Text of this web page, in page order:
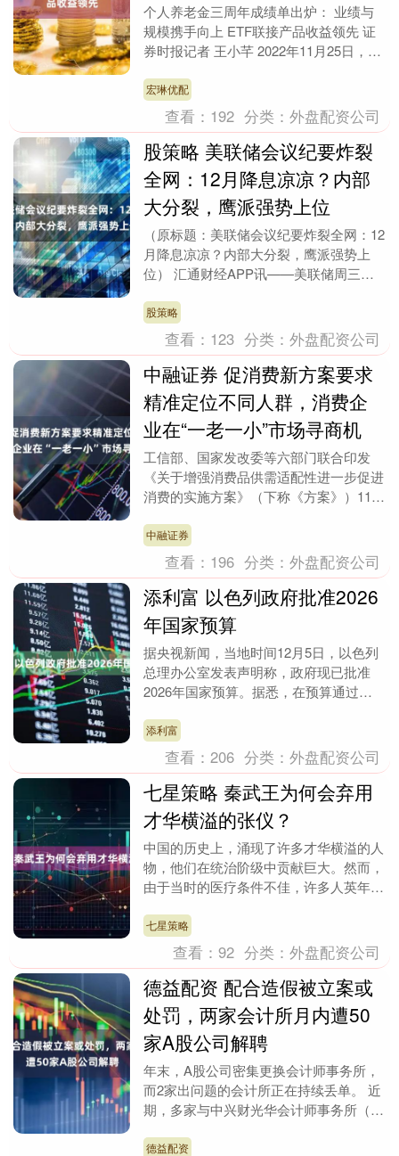
个人养老金三周年成绩单出炉： 业绩与
规模携手向上 ETF联接产品收益领先 证
券时报记者 王小芊 2022年11月25日，个
养....
宏琳优配
查看： 192 分类：外盘配资公司
股策略 美联储会议纪要炸裂
全网：12月降息凉凉？内部
大分裂，鹰派强势上位
（原标题：美联储会议纪要炸裂全网：12
月降息凉凉？内部大分裂，鹰派强势上
位） 汇通财经APP讯——美联储周三
邦公开....
股策略
查看： 123 分类：外盘配资公司
中融证券 促消费新方案要求
精准定位不同人群，消费企
业在“一老一小”市场寻商机
工信部、国家发改委等六部门联合印发
《关于增强消费品供需适配性进一步促进
消费的实施方案》（下称《方案》）11月
年，消费品....
中融证券
查看： 196 分类：外盘配资公司
添利富 以色列政府批准2026
年国家预算
据央视新闻，当地时间12月5日，以色列
总理办公室发表声明称，政府现已批准
2026年国家预算。据悉，在预算通过
后达成协议，将2....
添利富
查看：206 分类：外盘配资公司
七星策略 秦武王为何会弃用
才华横溢的张仪？
中国的历史上，涌现了许多才华横溢的人
物，他们在统治阶级中贡献巨大。然而，
由于当时的医疗条件不佳，许多人英年早
则因为与掌权者思....
七星策略
查看：92 分类：外盘配资公司
德益配资 配合造假被立案或
处罚，两家会计所月内遭50
家A股公司解聘
年末，A股公司密集更换会计师事务所，
而2家出问题的会计所正在持续丢单。 近
期，多家与中兴财光华会计师事务所（下
称永拓所）有合....
德益配资